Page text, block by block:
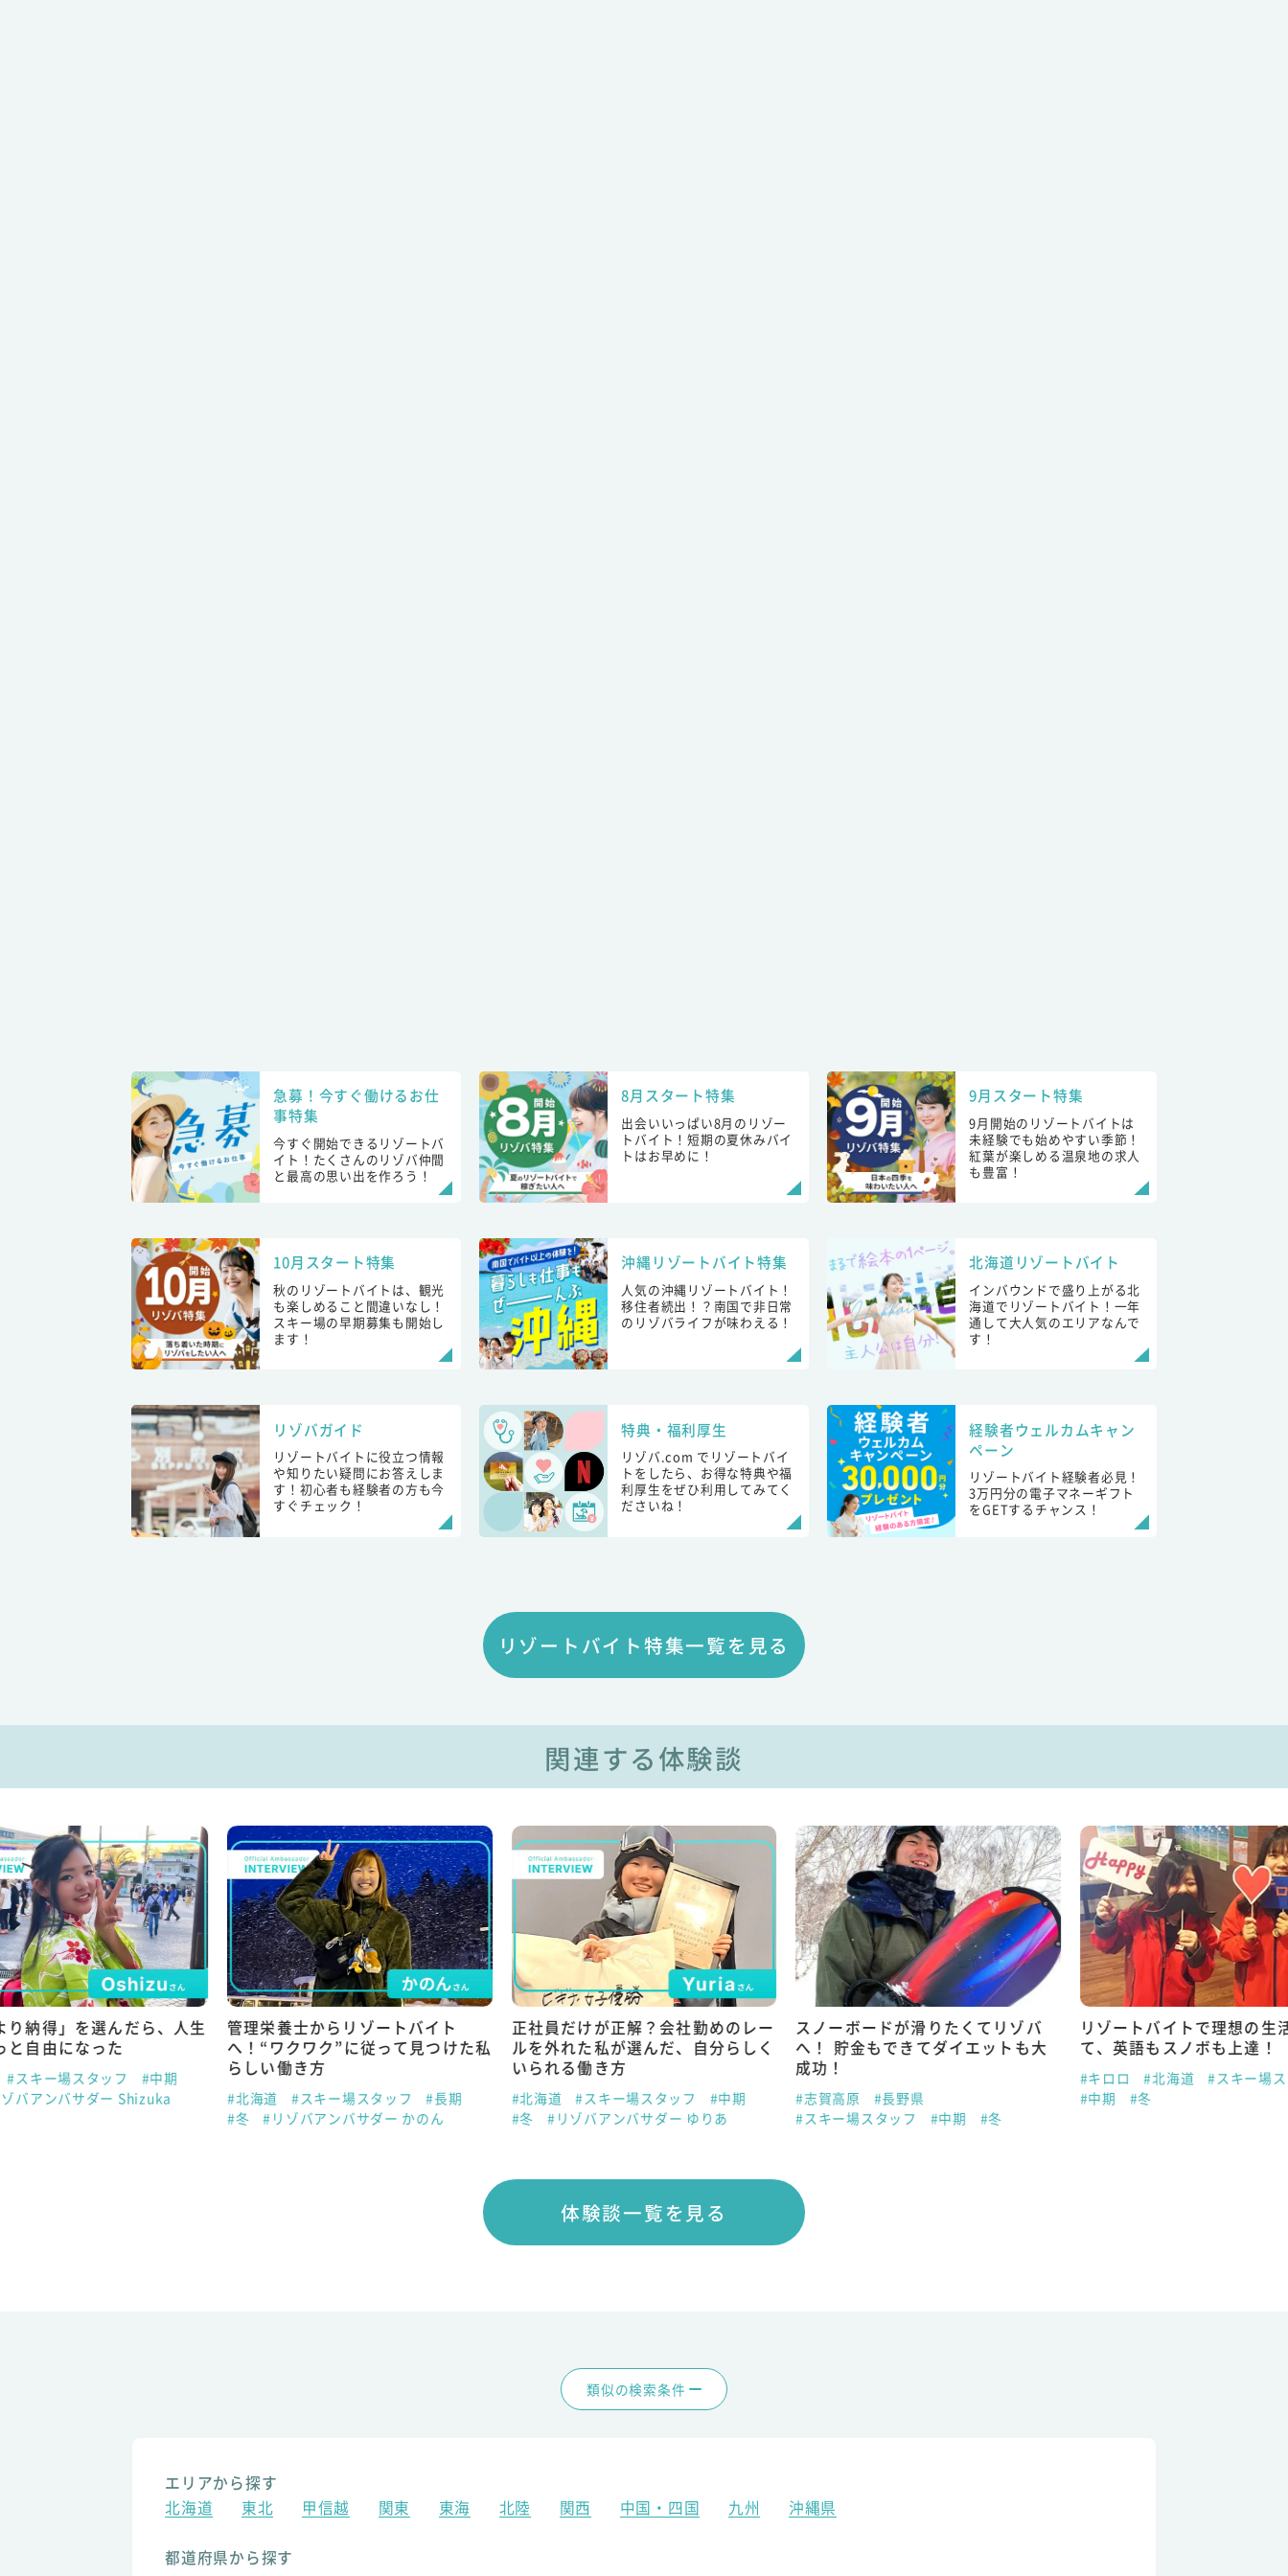
急募！今すぐ働けるお仕
事特集
今すぐ開始できるリゾートバ
イト！たくさんのリゾバ仲間
と最高の思い出を作ろう！
8月スタート特集
出会いいっぱい8月のリゾー
トバイト！短期の夏休みバイ
トはお早めに！
9月スタート特集
9月開始のリゾートバイトは
未経験でも始めやすい季節！
紅葉が楽しめる温泉地の求人
も豊富！
10月スタート特集
秋のリゾートバイトは、観光
も楽しめること間違いなし！
スキー場の早期募集も開始し
ます！
沖縄リゾートバイト特集
人気の沖縄リゾートバイト！
移住者続出！？南国で非日常
のリゾバライフが味わえる！
北海道リゾートバイト
インバウンドで盛り上がる北
海道でリゾートバイト！一年
通して大人気のエリアなんで
す！
リゾバガイド
リゾートバイトに役立つ情報
や知りたい疑問にお答えしま
す！初心者も経験者の方も今
すぐチェック！
特典・福利厚生
リゾバ.com でリゾートバイ
トをしたら、お得な特典や福
利厚生をぜひ利用してみてく
ださいね！
経験者ウェルカムキャン
ペーン
リゾートバイト経験者必見！
3万円分の電子マネーギフト
をGETするチャンス！
リゾートバイト特集一覧を見る
関連する体験談
り納得」を選んだら、人生
と自由になった
#スキー場スタッフ
#中期
バアンバサダー Shizuka
管理栄養士からリゾートバイト
へ！“ワクワク”に従って見つけた私
らしい働き方
#北海道 #スキー場スタッフ
#長期
#冬
#リゾバアンバサダー かのん
正社員だけが正解？会社勤めのレー
ルを外れた私が選んだ、自分らしく
いられる働き方
#北海道 #スキー場スタッフ
#中期
#冬
#リゾバアンバサダー ゆりあ
スノーボードが滑りたくてリゾバ
へ！ 貯金もできてダイエットも大
成功！
#志賀高原
#長野県
#スキー場スタッフ
#中期 #冬
リゾートバイトで理想の生
て、英語もスノボも上達！
#キロロ #北海道
#スキー場
#中期
#冬
体験談一覧を見る
類似の検索条件
エリアから探す
北海道
東北 甲信越 関東 東海 北陸 関西 中国・四国 九州 沖縄県
都道府県から探す